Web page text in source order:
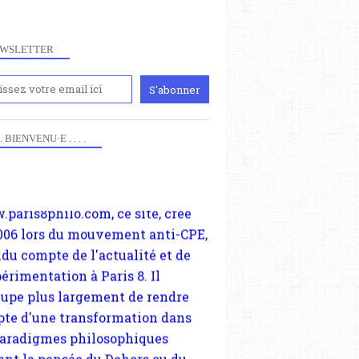
. BIENVENU·E . . . .
ce site, créé
lors du mouvement anti-CPE,
d'une transformation dans
philosophiques
la pensée du Dehors ou du
omme la nomme les
classique. Nous
quant à nous déjà basculé
dans la modernité